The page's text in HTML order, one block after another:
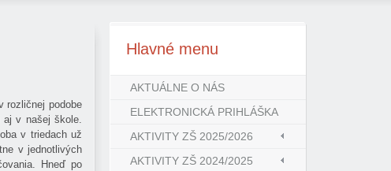
rozličnej podobe
aj v našej škole.
v triedach už
v jednotlivých
Hneď po
Hlavné menu
AKTUÁLNE O NÁS
ELEKTRONICKÁ PRIHLÁŠKA
AKTIVITY ZŠ 2025/2026
AKTIVITY ZŠ 2024/2025